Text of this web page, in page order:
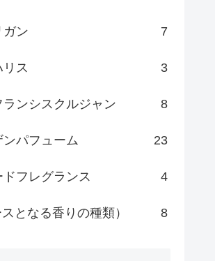
ガン 7
リス 3
ランシスクルジャン 8
ンパフューム 23
ドフレグランス 4
となる香りの種類） 8